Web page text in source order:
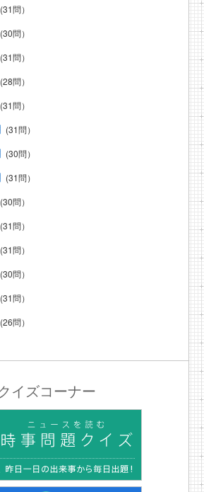
(31問）
(30問）
(31問）
(28問）
(31問）
(31問）
(30問）
(31問）
(30問）
(31問）
(31問）
(30問）
(31問）
(26問）
イズコーナー